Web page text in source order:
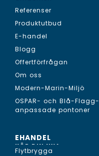
Referenser
Produktutbud
E-handel
Blogg
Offertförfrågan
Om oss
Modern-Marin-Miljö
OSPAR- och Blå-Flagg-
anpassade pontoner
EHANDEL
KÖP DIN NYA...
Flytbrygga